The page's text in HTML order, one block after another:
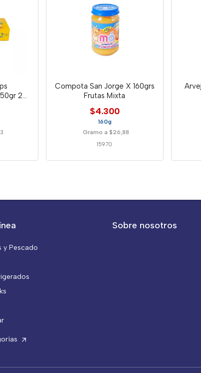
2
Compota San Jorge X 160grs
Frutas Mixta
$4.300
160g
Gramo a $26,88
15970
y Pescado
Sobre nosotros